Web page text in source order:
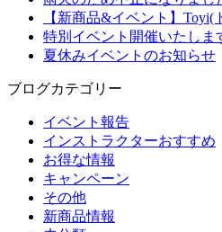
【新商品&イベント】
特別イベント開催いたしま
夏休みイベントのお知らせ
ブログカテゴリー
イベント報告
インストラクターおすすめ
お得な情報
キャンペーン
その他
新商品情報